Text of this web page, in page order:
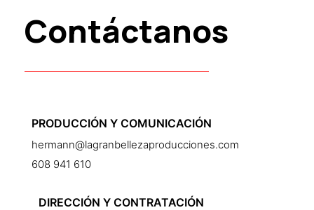
Contáctanos
PRODUCCIÓN Y COMUNICACIÓN
hermann@lagranbellezaproducciones.com
608 941 610
DIRECCIÓN Y CONTRATACIÓN